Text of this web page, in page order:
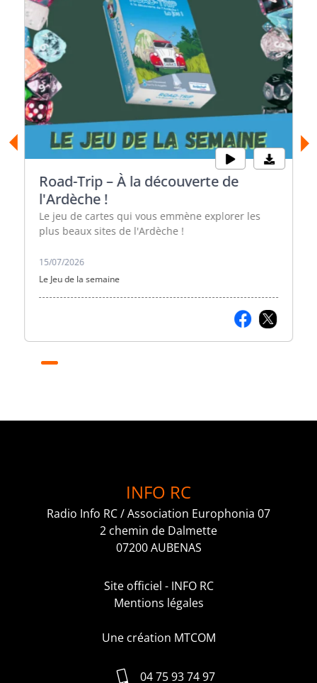
Road-Trip – À la découverte de
l'Ardèche !
Le jeu de cartes qui vous emmène explorer les
plus beaux sites de l'Ardèche !
15/07/2026
Le Jeu de la semaine
INFO RC
Radio Info RC / Association Europhonia 07
2 chemin de Dalmette
07200 AUBENAS
Site officiel - INFO RC
Mentions légales
Une création MTCOM
04 75 93 74 97